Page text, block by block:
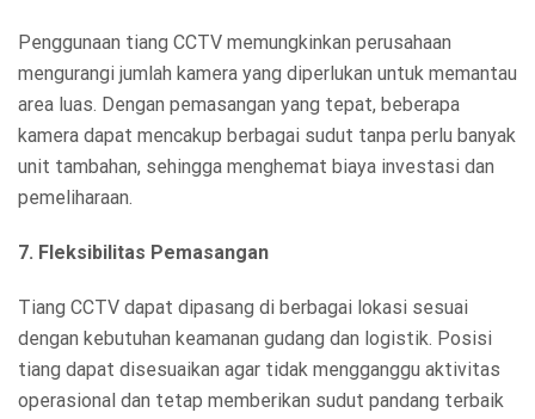
Penggunaan tiang CCTV memungkinkan perusahaan
mengurangi jumlah kamera yang diperlukan untuk memantau
area luas. Dengan pemasangan yang tepat, beberapa
kamera dapat mencakup berbagai sudut tanpa perlu banyak
unit tambahan, sehingga menghemat biaya investasi dan
pemeliharaan.
7. Fleksibilitas Pemasangan
Tiang CCTV dapat dipasang di berbagai lokasi sesuai
dengan kebutuhan keamanan gudang dan logistik. Posisi
tiang dapat disesuaikan agar tidak mengganggu aktivitas
operasional dan tetap memberikan sudut pandang terbaik